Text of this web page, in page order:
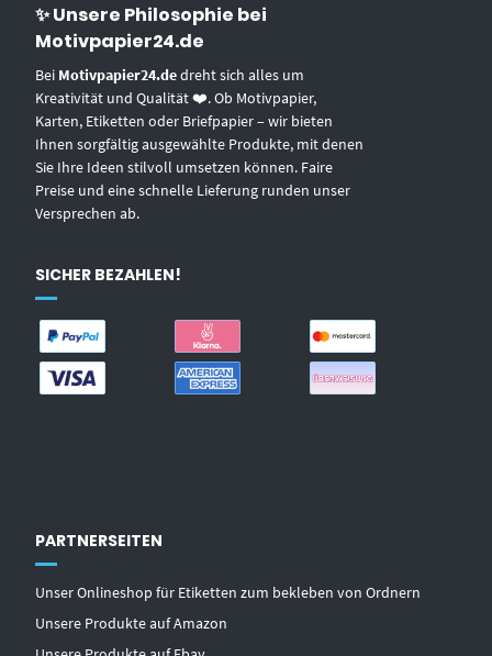
✨ Unsere Philosophie bei
Motivpapier24.de
Bei Motivpapier24.dedreht sich alles um
Kreativität und Qualität ❤️. Ob Motivpapier,
Karten, Etiketten oder Briefpapier – wir bieten
Ihnen sorgfältig ausgewählte Produkte, mit denen
Sie Ihre Ideen stilvoll umsetzen können. Faire
Preise und eine schnelle Lieferung runden unser
Versprechen ab.
SICHER BEZAHLEN!
PARTNERSEITEN
Unser Onlineshop für Etiketten zum bekleben von Ordnern
Unsere Produkte auf Amazon